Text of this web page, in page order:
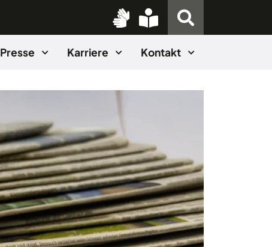
Presse Karriere Kontakt